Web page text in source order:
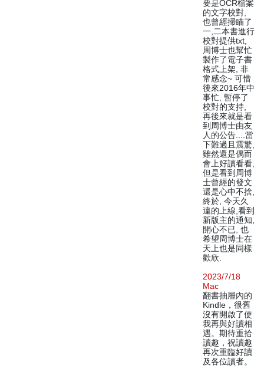
要是OCR檔案
的文字校對,
也曾經掃瞄了
一,二本書進行
校對提供txt,
周博士也幫忙
製作了電子書
格式上架, 非
常感念~ 可惜
後來2016年中
事忙, 暫停了
校對的支持,
再後來就是看
到周博士由友
人的公告....當
下難過且震驚,
雖然還是偶而
會上好讀看看,
但是看到周博
士曾經的發文
還是心中不捨,
終於, 今天久
違的上線,看到
新版主的通知,
開心不已, 也
希望周博士在
天上也是同樣
歡欣.
2023/7/18
Mac
翻書抽屜內的
Kindle，很舊
沒有開啟了使
我再與好讀相
遇。期待重拾
讀趣，祝讀趣
再次重臨好讀
及各位讀者。